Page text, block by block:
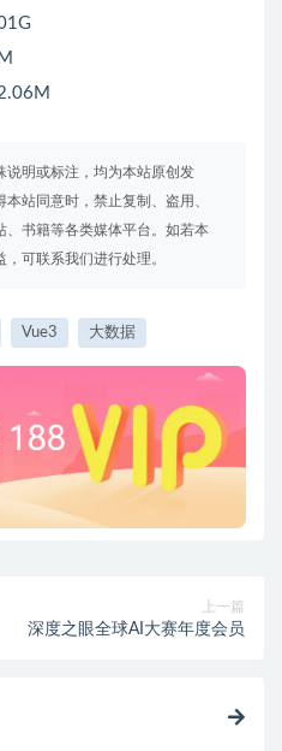
说明或标注，均为本站原创发
站同意时，禁止复制、盗用、
、书籍等各类媒体平台。如若本
可联系我们进行处理。
Vue3 大数据
上一篇
深度之眼全球AI大赛年度会员